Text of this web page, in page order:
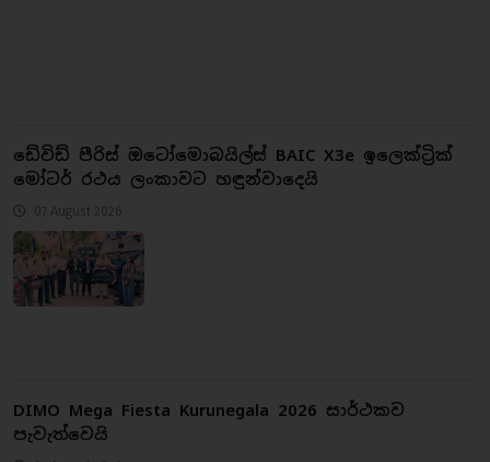
ඩේවිඩ් පීරිස් ඔටෝමොබයිල්ස් BAIC X3e ඉලෙක්ට්‍රික්
මෝටර් රථය ලංකාවට හඳුන්වාදෙයි
07 August 2026
DIMO Mega Fiesta Kurunegala 2026 සාර්ථකව
පැවැත්වෙයි